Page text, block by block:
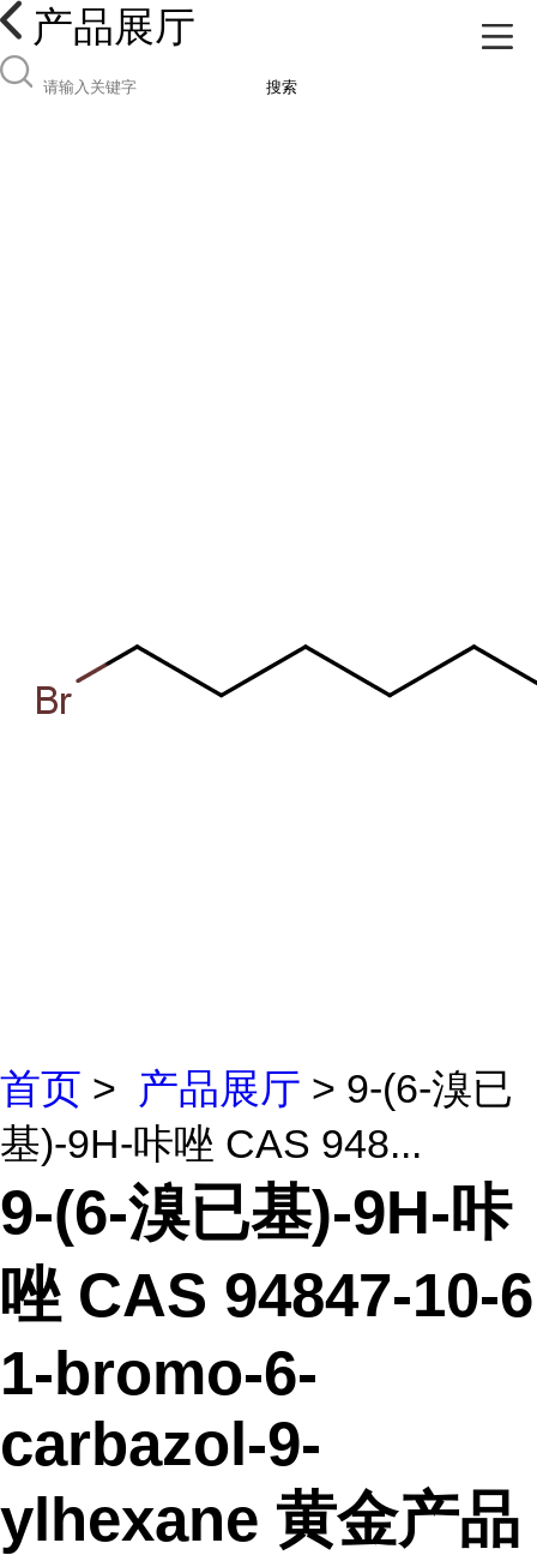
产品展厅
搜索
首页 > 产品展厅 > 9-(6-溴已
基)-9H-咔唑 CAS 948...
9-(6-溴已基)-9H-咔
唑 CAS 94847-10-6
1-bromo-6-
carbazol-9-
ylhexane 黄金产品